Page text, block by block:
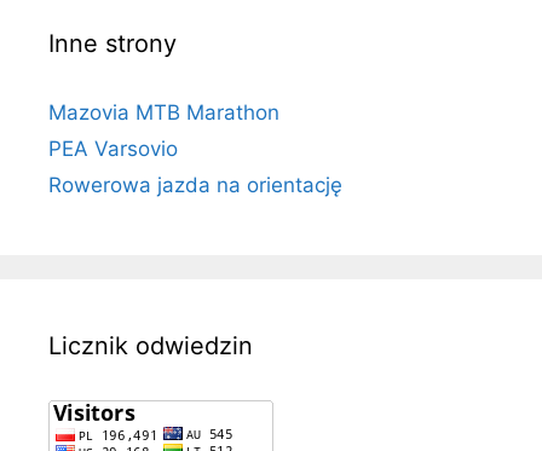
Inne strony
Mazovia MTB Marathon
PEA Varsovio
Rowerowa jazda na orientację
Licznik odwiedzin